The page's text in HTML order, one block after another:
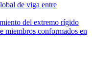
de viga entre
del extremo rígido
miembros conformados en